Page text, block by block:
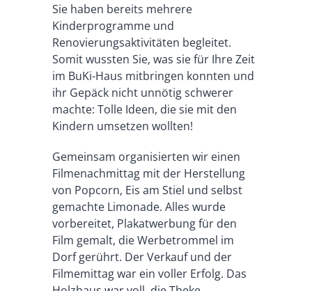
Sie haben bereits mehrere
Kinderprogramme und
Renovierungsaktivitäten begleitet.
Somit wussten Sie, was sie für Ihre Zeit
im BuKi-Haus mitbringen konnten und
ihr Gepäck nicht unnötig schwerer
machte: Tolle Ideen, die sie mit den
Kindern umsetzen wollten!
Gemeinsam organisierten wir einen
Filmenachmittag mit der Herstellung
von Popcorn, Eis am Stiel und selbst
gemachte Limonade. Alles wurde
vorbereitet, Plakatwerbung für den
Film gemalt, die Werbetrommel im
Dorf gerührt. Der Verkauf und der
Filmemittag war ein voller Erfolg. Das